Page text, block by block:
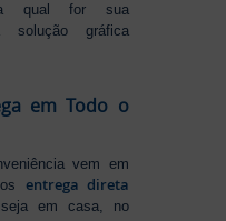
qual for sua
solução gráfica
em Todo o
vem em
entrega direta
em casa, no